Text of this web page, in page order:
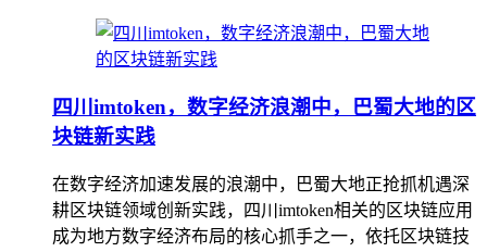
四川imtoken，数字经济浪潮中，巴蜀大地的区
块链新实践
在数字经济加速发展的浪潮中，巴蜀大地正抢抓机遇深
耕区块链领域创新实践，四川imtoken相关的区块链应用
成为地方数字经济布局的核心抓手之一，依托区块链技